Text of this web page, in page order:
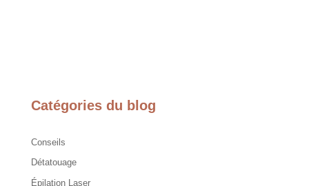
Catégories du blog
Conseils
Détatouage
Épilation Laser